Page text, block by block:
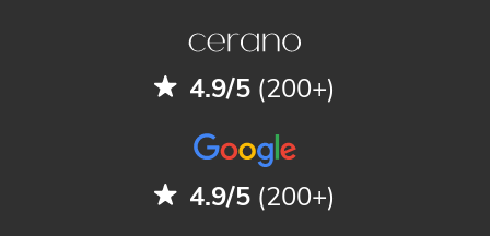
4.9/5 (200+)
4.9/5 (200+)